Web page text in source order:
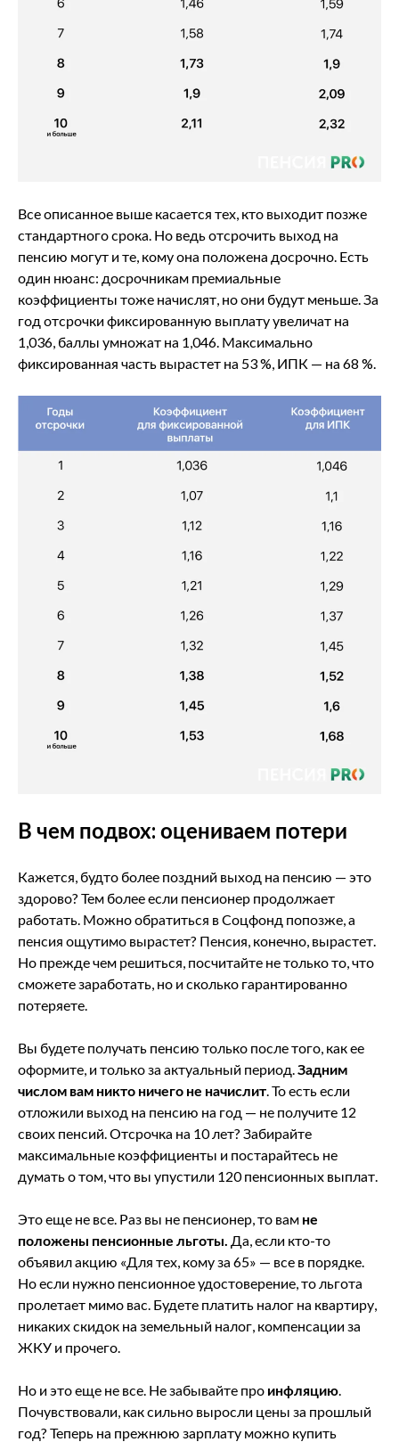
Все описанное выше касается тех, кто выходит позже
стандартного срока. Но ведь отсрочить выход на
пенсию могут и те, кому она положена досрочно. Есть
один нюанс: досрочникам премиальные
коэффициенты тоже начислят, но они будут меньше. За
год отсрочки фиксированную выплату увеличат на
1,036, баллы умножат на 1,046. Максимально
фиксированная часть вырастет на 53 %, ИПК — на 68 %.
В чем подвох: оцениваем потери
Кажется, будто более поздний выход на пенсию — это
здорово? Тем более если пенсионер продолжает
работать. Можно обратиться в Соцфонд попозже, а
пенсия ощутимо вырастет? Пенсия, конечно, вырастет.
Но прежде чем решиться, посчитайте не только то, что
сможете заработать, но и сколько гарантированно
потеряете.
Вы будете получать пенсию только после того, как ее
оформите, и только за актуальный период.Задним
числом вам никто ничего не начислит. То есть если
отложили выход на пенсию на год — не получите 12
своих пенсий. Отсрочка на 10 лет? Забирайте
максимальные коэффициенты и постарайтесь не
думать о том, что вы упустили 120 пенсионных выплат.
Это еще не все. Раз вы не пенсионер, то вам не
положены пенсионные льготы. Да, если кто-то
объявил акцию «Для тех, кому за 65» — все в порядке.
Но если нужно пенсионное удостоверение, то льгота
пролетает мимо вас. Будете платить налог на квартиру,
никаких скидок на земельный налог, компенсации за
ЖКУ и прочего.
Но и это еще не все. Не забывайте про инфляцию.
Почувствовали, как сильно выросли цены за прошлый
год? Теперь на прежнюю зарплату можно купить